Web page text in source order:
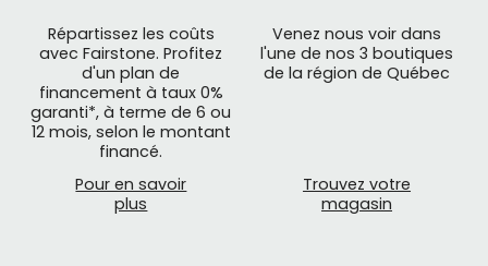
Répartissez les coûts
avec Fairstone. Profitez
d'un plan de
financement à taux 0%
garanti*, à terme de 6 ou
12 mois, selon le montant
financé.
Pour en savoir
plus
Venez nous voir dans
l'une de nos 3 boutiques
de la région de Québec
Trouvez votre
magasin